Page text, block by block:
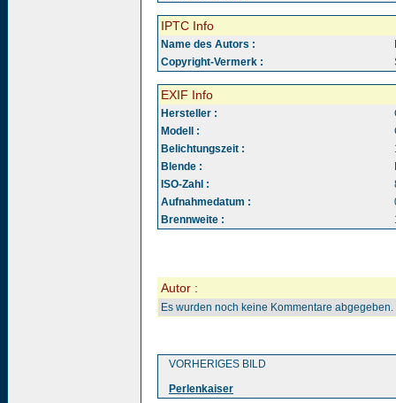
IPTC Info
Name des Autors :
Copyright-Vermerk :
EXIF Info
Hersteller :
Modell :
Belichtungszeit :
Blende :
ISO-Zahl :
Aufnahmedatum :
Brennweite :
Autor :
Es wurden noch keine Kommentare abgegeben.
VORHERIGES BILD
Perlenkaiser